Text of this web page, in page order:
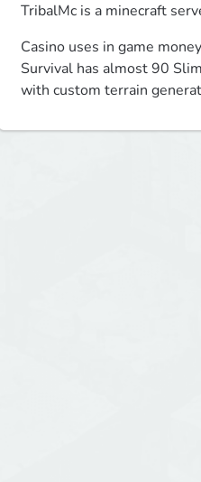
TribalMc is a minecraft
Casino uses in game
Survival has almost 90
with custom terrain